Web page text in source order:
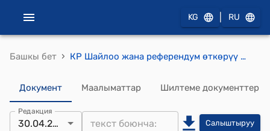
KG RU
Башкы бет › КР Шайлоо жана референдум өткөрүү боюнча борбордук комиссиясынын 2014-жылдын 30-апрелиндеги № 66 "Кыргыз Республикасынын жергиликтүү өз алдынча башкаруунун айрым аткаруу органдарынын башчыларын шайлоону дайындоо жөнүндө" токтому
Документ Маалыматтар Шилтеме документтер
Редакция
30.04.2014 Салыштыруу